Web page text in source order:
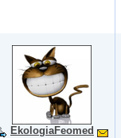
EkologiaFeomed